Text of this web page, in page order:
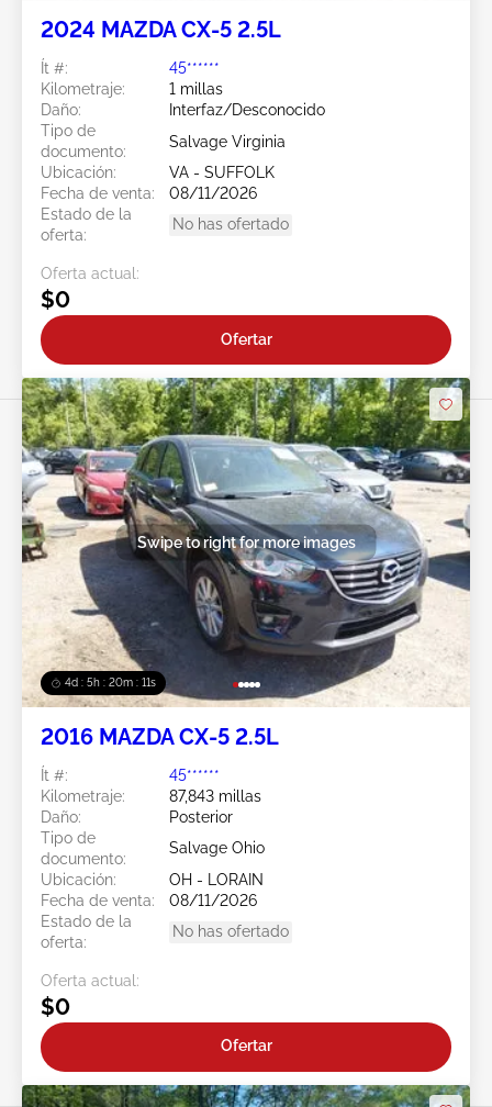
2024 MAZDA CX-5 2.5L
Ít #:
45******
Kilometraje:
1 millas
Daño:
Interfaz/Desconocido
Tipo de
documento:
Salvage Virginia
Ubicación:
VA - SUFFOLK
Fecha de venta:
08/11/2026
Estado de la
oferta:
No has ofertado
Oferta actual:
$0
Ofertar
4d : 5h : 20m : 08s
Swipe to right for more images
2016 MAZDA CX-5 2.5L
Ít #:
45******
Kilometraje:
87,843 millas
Daño:
Posterior
Tipo de
documento:
Salvage Ohio
Ubicación:
OH - LORAIN
Fecha de venta:
08/11/2026
Estado de la
oferta:
No has ofertado
Oferta actual:
$0
Ofertar